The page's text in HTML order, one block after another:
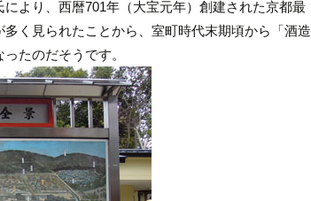
より、西暦701年（大宝元年）創建された京都最
く見られたことから、室町時代末期頃から「酒造
たのだそうです。